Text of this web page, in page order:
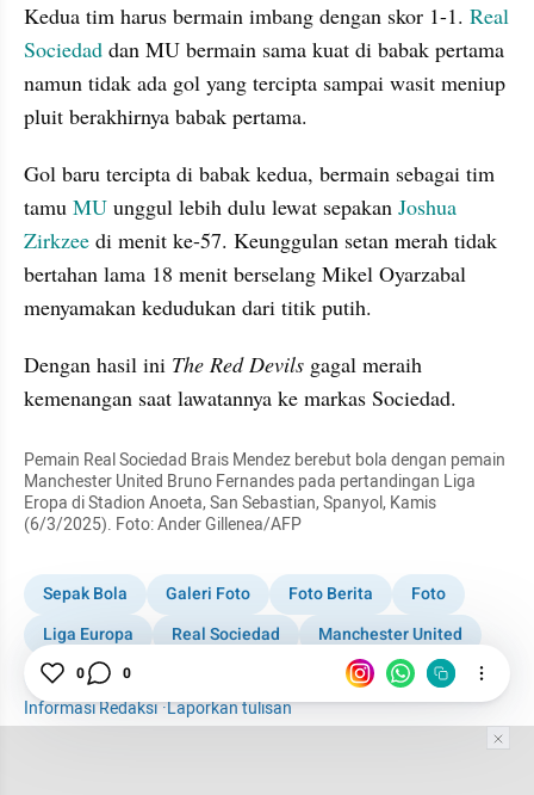
Kedua tim harus bermain imbang dengan skor 1-1. Real
Sociedad dan MU bermain sama kuat di babak pertama
namun tidak ada gol yang tercipta sampai wasit meniup
pluit berakhirnya babak pertama.
Gol baru tercipta di babak kedua, bermain sebagai tim
tamu MU unggul lebih dulu lewat sepakan Joshua
Zirkzee di menit ke-57. Keunggulan setan merah tidak
bertahan lama 18 menit berselang Mikel Oyarzabal
menyamakan kedudukan dari titik putih.
Dengan hasil ini The Red Devils gagal meraih
kemenangan saat lawatannya ke markas Sociedad.
Pemain Real Sociedad Brais Mendez berebut bola dengan pemain
Manchester United Bruno Fernandes pada pertandingan Liga
Eropa di Stadion Anoeta, San Sebastian, Spanyol, Kamis
(6/3/2025). Foto: Ander Gillenea/AFP
Sepak Bola Galeri Foto Foto Berita
Foto
Liga Europa
Real Sociedad
Manchester United
Joshua Zirkzee
Internasional
Informasi Redaksi·Laporkan tulisan
0 0